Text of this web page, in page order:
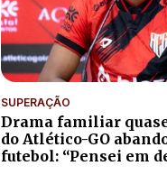
SUPERAÇÃO
Drama familiar
do Atlético-GO
futebol: “Pensei em